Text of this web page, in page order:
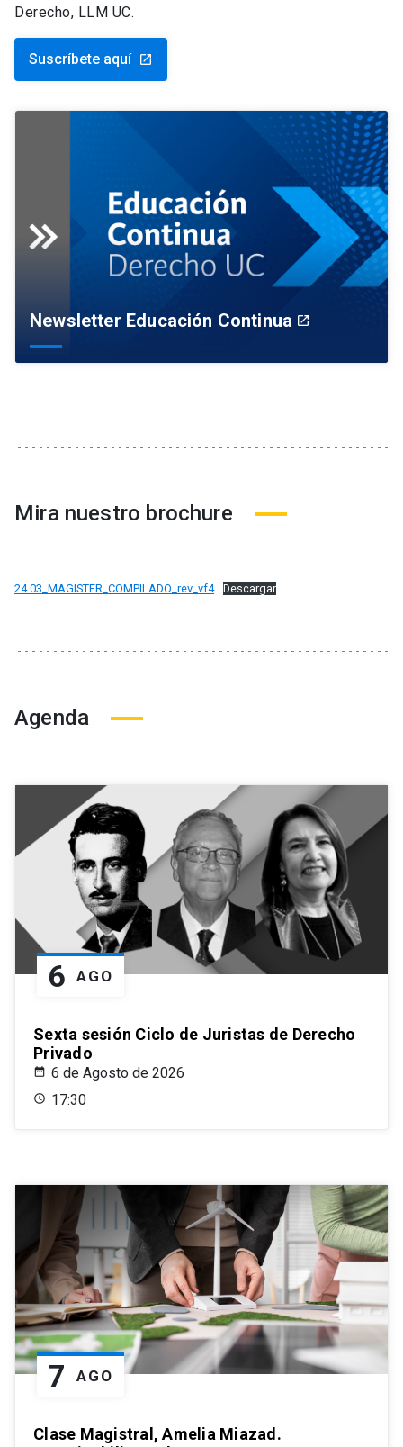
Derecho, LLM UC.
Suscríbete aquí launch
Newsletter Educación Continua launch
Mira nuestro brochure
24.03_MAGISTER_COMPILADO_rev_vf4 Descargar
Agenda
6 AGO
Sexta sesión Ciclo de Juristas de Derecho
Privado
6 de Agosto de 2026
17:30
7 AGO
Clase Magistral, Amelia Miazad.